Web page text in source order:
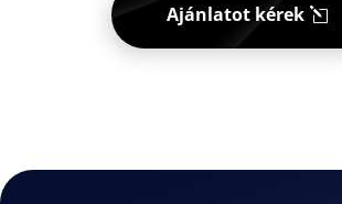
Ajánlatot kérek